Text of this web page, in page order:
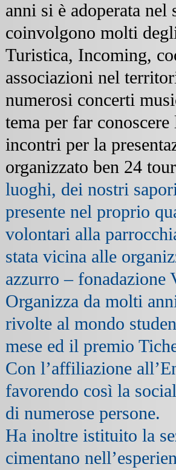
anni si è adoperata
coinvolgono molti
Turistica, Incoming,
associazioni nel
numerosi concerti
tema per far
incontri per la
organizzato ben 24
luoghi, dei nostri
presente nel proprio
volontari alla
stata vicina alle
azzurro – fonadazione
Organizza da molti
rivolte al mondo
mese ed il premio
Con l’affiliazione
favorendo così la
di numerose persone.
Ha inoltre istituito la
cimentano